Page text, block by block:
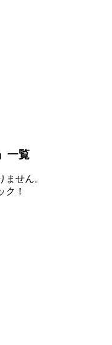
一覧
せん。
ク！